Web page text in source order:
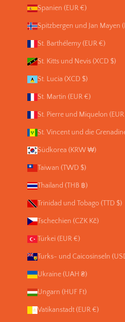
Spanien (EUR €)
Spitzbergen und Jan Mayen
St. Barthélemy (EUR €)
St. Kitts und Nevis (XCD $)
St. Lucia (XCD $)
St. Martin (EUR €)
St. Pierre und Miquelon
St. Vincent und die
Südkorea (KRW ₩)
Taiwan (TWD $)
Thailand (THB ฿)
Trinidad und Tobago (TTD $)
Tschechien (CZK Kč)
Türkei (EUR €)
Turks- und Caicosinseln
Ukraine (UAH ₴)
Ungarn (HUF Ft)
Vatikanstadt (EUR €)